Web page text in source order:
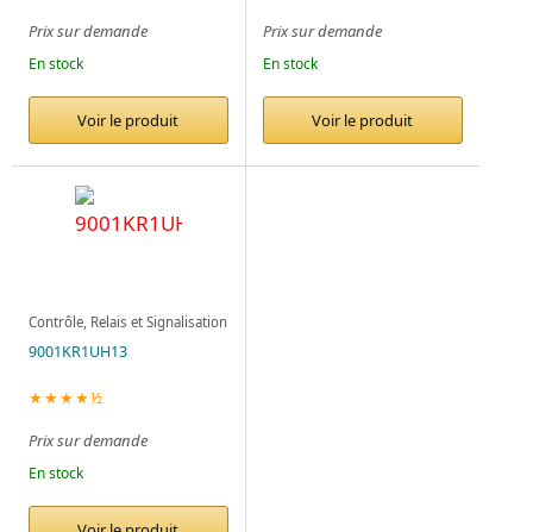
Prix sur demande
En stock
Voir le produit
Prix sur demande
En stock
Voir le produit
Contrôle, Relais et Signalisation
9001KR1UH13
★★★★½
Prix sur demande
En stock